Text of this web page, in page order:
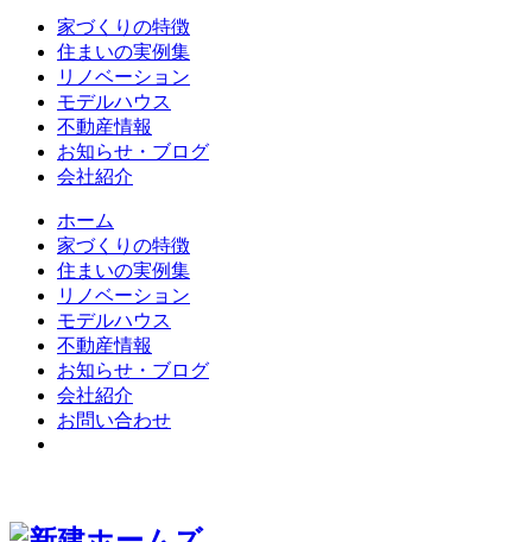
家づくりの特徴
住まいの実例集
リノベーション
モデルハウス
不動産情報
お知らせ・ブログ
会社紹介
ホーム
家づくりの特徴
住まいの実例集
リノベーション
モデルハウス
不動産情報
お知らせ・ブログ
会社紹介
お問い合わせ